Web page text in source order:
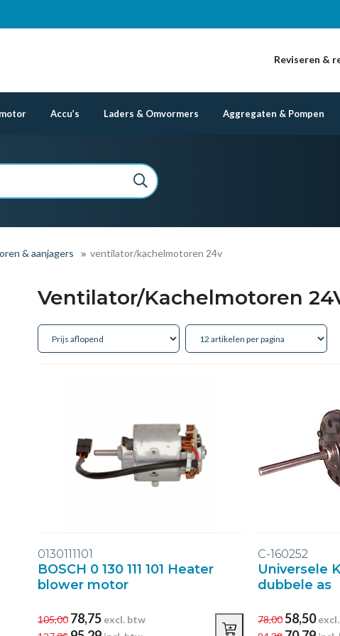
Reviseren &
Accu’s Laders & Omvormers Aggregaten & Pompen
& aanjagers ventilator/kachelmotoren 24v
Ventilator/Kachelmotoren
0130111101
BOSCH 0 130 111 101 Heater
blower motor
105,00 78,75 excl. btw
C-160252
Universele
dubbele as
78,0058,50